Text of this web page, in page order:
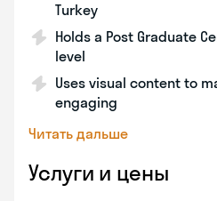
Turkey
Holds a Post Graduate
level
Uses visual content to
engaging
Читать дальше
Услуги и цены